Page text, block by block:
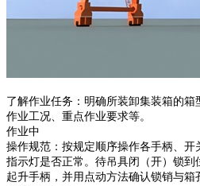
了解作业任务：明确所装卸集装箱的箱
作业工况、重点作业要求等。
作业中
操作规范：按规定顺序操作各手柄、开
指示灯是否正常。待吊具闭（开）锁
起升手柄，并用点动方法确认锁销与